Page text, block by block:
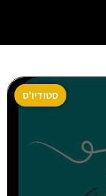
סטודיו'ס